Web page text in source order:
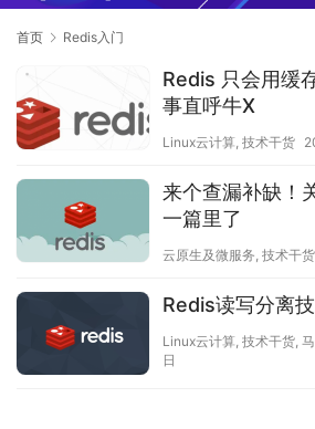
首页 Redis入门
Redis 只会用缓
事直呼牛X
Linux云计算, 技术干货
来个查漏补缺！
一篇里了
云原生及微服务, 技术干货
Redis读写分离
Linux云计算, 技术干货,
日